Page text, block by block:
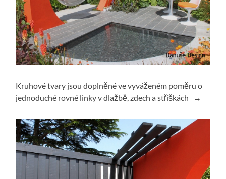
Kruhové tvary jsou doplněné ve vyváženém poměru o
jednoduché rovné linky v dlažbě, zdech a stříškách →